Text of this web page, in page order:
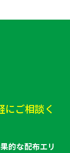
ご相談く
的な配布エリ